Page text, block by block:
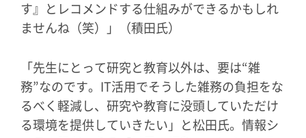
す』とレコメンドする仕組みができるかもしれ
ませんね（笑）」（積田氏）
「先生にとって研究と教育以外は、要は“雑
務”なのです。IT活用でそうした雑務の負担をな
るべく軽減し、研究や教育に没頭していただけ
る環境を提供していきたい」と松田氏。情報シ